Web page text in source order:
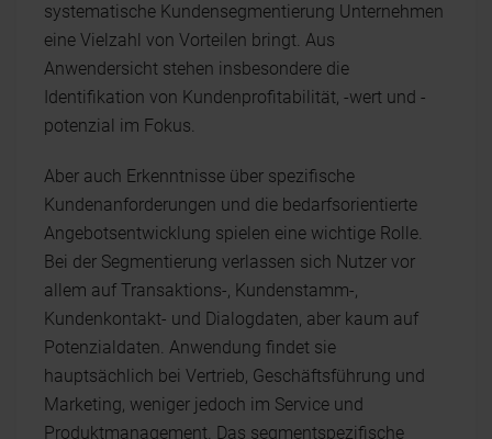
systematische Kundensegmentierung Unternehmen
eine Vielzahl von Vorteilen bringt. Aus
Anwendersicht stehen insbesondere die
Identifikation von Kundenprofitabilität, -wert und -
potenzial im Fokus.
Aber auch Erkenntnisse über spezifische
Kundenanforderungen und die bedarfsorientierte
Angebotsentwicklung spielen eine wichtige Rolle.
Bei der Segmentierung verlassen sich Nutzer vor
allem auf Transaktions-, Kundenstamm-,
Kundenkontakt- und Dialogdaten, aber kaum auf
Potenzialdaten. Anwendung findet sie
hauptsächlich bei Vertrieb, Geschäftsführung und
Marketing, weniger jedoch im Service und
Produktmanagement. Das segmentspezifische